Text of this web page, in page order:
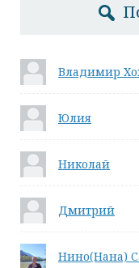
Владимир
Юлия
Николай
Дмитрий
Нино(Нана)